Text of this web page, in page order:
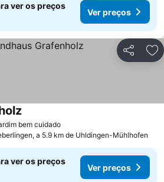
ver os preços
Ver preços
Partilhar
bem cuidadoVer preços
Ver preços
a 5.9 km de Uhldingen-Mühlhofen
ver os preços
Ver preços